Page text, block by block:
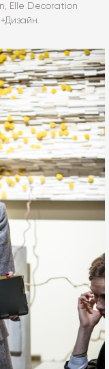
Elle Decoration